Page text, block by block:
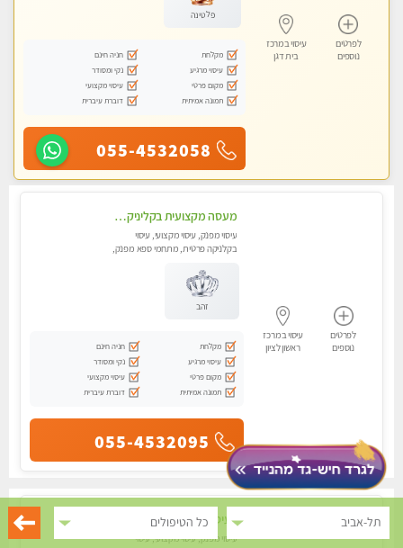
תל-אביב כל הטיפולים
לפרטים
נוספים
עיסוי במרכז
בית דגן
פלטינה
מקלחת
חניה חינם
עיסוי מרגיע
נקי ומסודר
מקום פרטי
עיסוי מקצועי
תמונה אמיתית
דוברת עיברית
055-4532058
לפרטים
נוספים
עיסוי במרכז
ראשון לציון
מעסה מקצועית בקליניקה פרטית מעסה קלאסית ומפנקת. . highly recommended..new in the city
עיסוי מפנק, עיסוי מקצועי, עיסוי
בקלניקה פרטית, מתחמי ספא מפנק,
זהב
מקלחת
חניה חינם
עיסוי מרגיע
נקי ומסודר
מקום פרטי
עיסוי מקצועי
תמונה אמיתית
דוברת עיברית
055-4532095
עיסוי מפנק, עיסוי מקצועי, עיסוי